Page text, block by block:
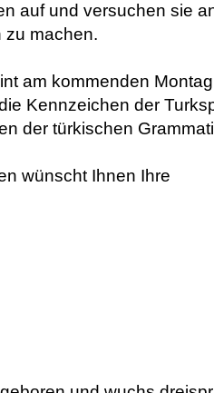
auf und versuchen sie
zu machen.
am kommenden
Kennzeichen der
der türkischen
wünscht Ihnen Ihre